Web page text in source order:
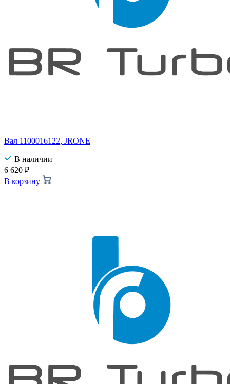
Вал 1100016122, JRONE
В наличии
6 620 ₽
В корзину